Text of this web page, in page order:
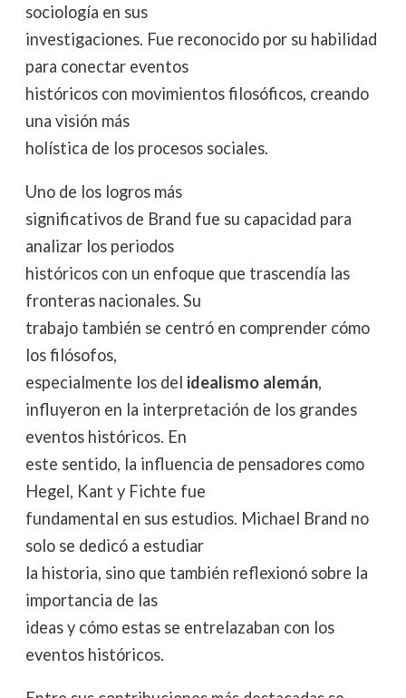
sociología en sus
investigaciones. Fue reconocido por su habilidad
para conectar eventos
históricos con movimientos filosóficos, creando
una visión más
holística de los procesos sociales.
Uno de los logros más
significativos de Brand fue su capacidad para
analizar los periodos
históricos con un enfoque que trascendía las
fronteras nacionales. Su
trabajo también se centró en comprender cómo
los filósofos,
especialmente los del idealismo alemán,
influyeron en la interpretación de los grandes
eventos históricos. En
este sentido, la influencia de pensadores como
Hegel, Kant y Fichte fue
fundamental en sus estudios. Michael Brand no
solo se dedicó a estudiar
la historia, sino que también reflexionó sobre la
importancia de las
ideas y cómo estas se entrelazaban con los
eventos históricos.